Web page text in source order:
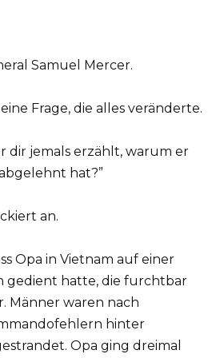
Samuel Mercer.
Frage, die alles veränderte.
dir jemals erzählt, warum er
hat?”
an.
Opa in Vietnam auf einer
gedient hatte, die furchtbar
Männer waren nach
hinter
Opa ging dreimal